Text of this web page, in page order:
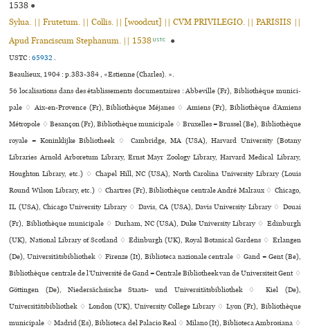
1538 ●
Sylua. || Frutetum. || Collis. || [woodcut] || CVM PRIVILEGIO. || PARISIIS ||
Apud Franciscum Stephanum. || 1538 USTC ●
USTC :65932.
Beaulieux, 1904 : p.383-384 , «Estienne (Charles). ».
56 localisations dans des établissements documentaires : Abbeville (Fr), Bibliothèque muni­ci­
pale ♢ Aix-en-Provence (Fr), Bibliothèque Méjanes ♢ Amiens (Fr), Bibliothèque d’Amiens
Métropole ♢ Besançon (Fr), Bibliothèque muni­ci­pale ♢ Bruxelles = Brussel (Be), Bibliothèque
royale = Koninklijke Bibliotheek ♢ Cambridge, MA (USA), Harvard University (Botany
Libraries Arnold Arboretum Library, Ernst Mayr Zoology Library, Harvard Medical Library,
Houghton Library, etc.) ♢ Chapel Hill, NC (USA), North Carolina University Library (Louis
Round Wilson Library, etc.) ♢ Chartres (Fr), Bibliothèque cen­trale André Malraux ♢ Chicago,
IL (USA), Chicago University Library ♢ Davis, CA (USA), Davis University Library ♢ Douai
(Fr), Bibliothèque muni­ci­pale ♢ Durham, NC (USA), Duke University Library ♢ Edinburgh
(UK), National Library of Scotland ♢ Edinburgh (UK), Royal Botanical Gardens ♢ Erlangen
(De), Universitätsbibliothek ♢ Firenze (It), Biblioteca nazio­nale cen­trale ♢ Gand = Gent (Be),
Bibliothèque centrale de l’Université de Gand = Centrale Bibliotheek van de Universiteit Gent ♢
Göttingen (De), Niedersächsische Staats- und Universitätsbibliothek ♢ Kiel (De),
Universitätsbibliothek ♢ London (UK), University College Library ♢ Lyon (Fr), Bibliothèque
muni­ci­pale ♢ Madrid (Es), Biblioteca del Palacio Real ♢ Milano (It), Biblioteca Ambrosiana ♢